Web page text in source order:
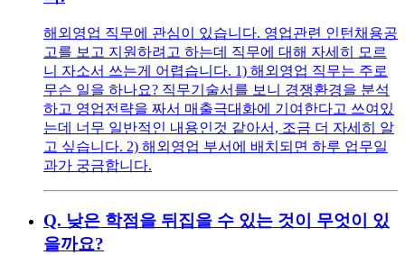
해외영업 직무에 관심이 있습니다. 영업관련 인턴채용공
고를 보고 지원하려고 하는데 직무에 대해 자세히 모르
니 자소서 쓰는게 어렵습니다. 1) 해외영업 직무는 주로
무슨 일을 하나요? 직무기술서를 보니 경쟁환경을 분석
하고 영업전략을 짜서 매출극대화에 기여한다고 쓰여있
는데 너무 일반적인 내용인것 같아서, 조금 더 자세히 알
고 싶습니다. 2) 해외영업 부서에 배치되면 하루 업무일
과가 궁금합니다.
Q. 낮은 학점을 뒤집을 수 있는 것이 무엇이 있
을까요?